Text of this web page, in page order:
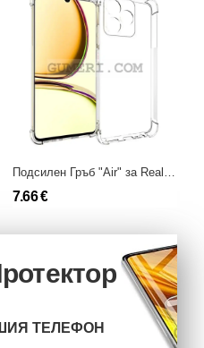
Подсилен Гръб "Air" за Realme Note 50
7.66 €
ТЕЛЕФОН